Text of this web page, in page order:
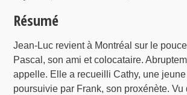
Résumé
Jean-Luc revient à Montréal sur le
Pascal, son ami et colocataire.
appelle. Elle a recueilli Cathy, une
poursuivie par Frank, son proxénète. Vu